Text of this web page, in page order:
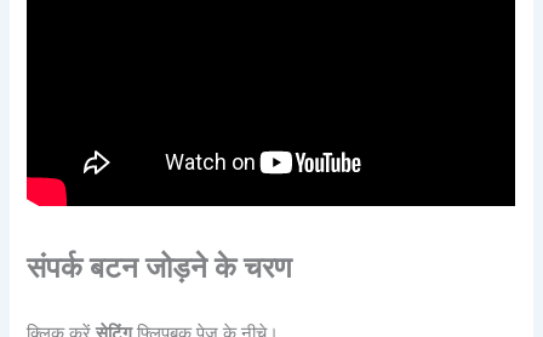
संपर्क बटन जोड़ने के चरण